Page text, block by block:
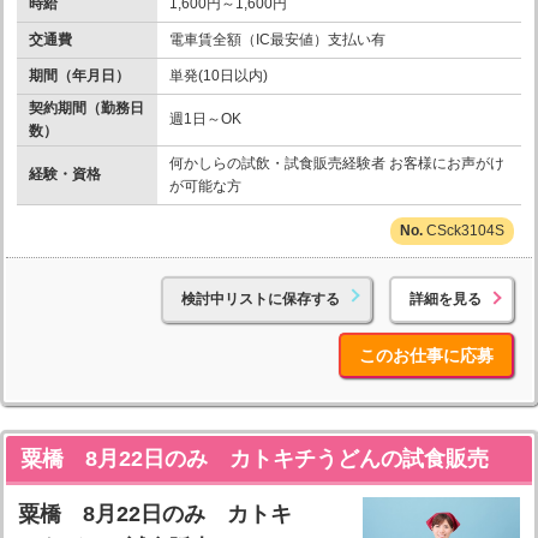
時給 1,600円～1,600円
交通費 電車賃全額（IC最安値）支払い有
期間（年月日）
単発(10日以内)
契約期間（勤務日
数）
週1日～OK
経験・資格
何かしらの試飲・試食販売経験者 お客様にお声がけ
が可能な方
CSck3104S
検討中リストに保存する 詳細を見る
このお仕事に応募
粟橋 8月22日のみ カトキチうどんの試食販売
粟橋 8月22日のみ カトキ